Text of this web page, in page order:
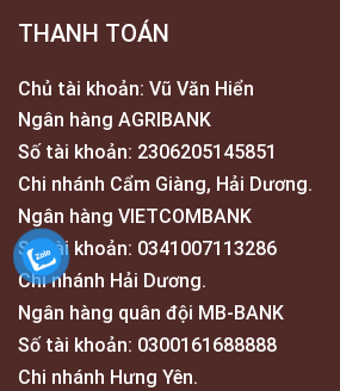
THANH TOÁN
Chủ tài khoản: Vũ Văn Hiển
Ngân hàng AGRIBANK
Số tài khoản: 2306205145851
Chi nhánh Cẩm Giàng, Hải Dương.
Ngân hàng VIETCOMBANK
Số tài khoản: 0341007113286
Chi nhánh Hải Dương.
Ngân hàng quân đội MB-BANK
Số tài khoản: 0300161688888
Chi nhánh Hưng Yên.